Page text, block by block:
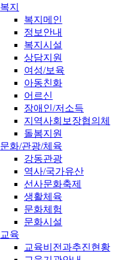
복지
복지메인
정보안내
복지시설
상담지원
여성/보육
아동친화
어르신
장애인/저소득
지역사회보장협의체
돌봄지원
문화/관광/체육
강동관광
역사/국가유산
선사문화축제
생활체육
문화체험
문화시설
교육
교육비전과추진현황